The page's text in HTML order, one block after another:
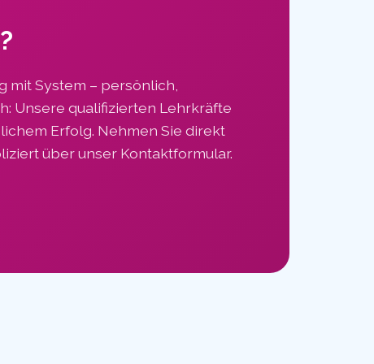
mit System – persönlich,
Unsere qualifizierten Lehrkräfte
Erfolg. Nehmen Sie direkt
über unser Kontaktformular.